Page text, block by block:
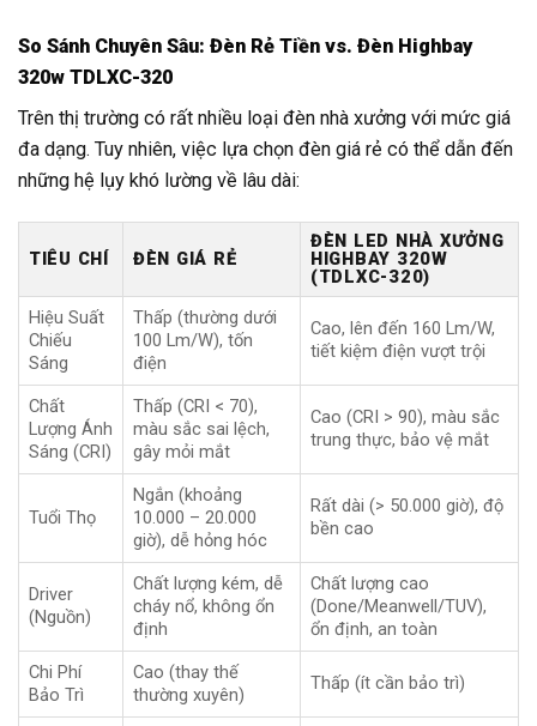
So Sánh Chuyên Sâu: Đèn Rẻ Tiền vs. Đèn Highbay
320w TDLXC-320
Trên thị trường có rất nhiều loại đèn nhà xưởng với mức giá
đa dạng. Tuy nhiên, việc lựa chọn đèn giá rẻ có thể dẫn đến
những hệ lụy khó lường về lâu dài:
TIÊU CHÍ ĐÈN GIÁ RẺ
ĐÈN LED NHÀ XƯỞNG
HIGHBAY 320W
(TDLXC-320)
Hiệu Suất
Chiếu
Sáng
Thấp (thường dưới
100 Lm/W), tốn
điện
Cao, lên đến 160 Lm/W,
tiết kiệm điện vượt trội
Chất
Lượng Ánh
Sáng (CRI)
Thấp (CRI < 70),
màu sắc sai lệch,
gây mỏi mắt
Cao (CRI > 90), màu sắc
trung thực, bảo vệ mắt
Tuổi Thọ
Ngắn (khoảng
10.000 – 20.000
giờ), dễ hỏng hóc
Rất dài (> 50.000 giờ), độ
bền cao
Driver
(Nguồn)
Chất lượng kém, dễ
cháy nổ, không ổn
định
Chất lượng cao
(Done/Meanwell/TUV),
ổn định, an toàn
Chi Phí
Bảo Trì
Cao (thay thế
thường xuyên)
Thấp (ít cần bảo trì)